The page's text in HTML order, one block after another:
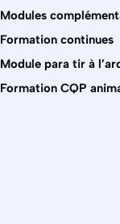
Modules
Formation continues
Module para tir à
Formation CQP